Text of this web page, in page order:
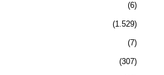
6
1.529
7
307